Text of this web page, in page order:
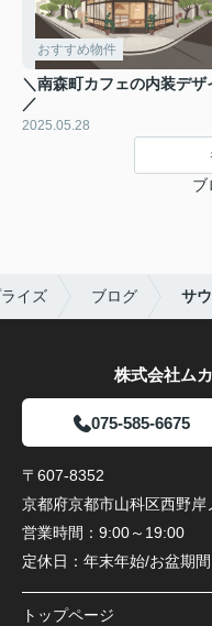
おすすめ物件
＼南森町カフェの内装デザ
／
2025.05.28
ブ
イズ ブログ サ
株式会社ム
075-585-6675
〒607-8352
京都府京都市山科区西野岸
営業時間： 9:00～19:00
定休日： 年末年始/お盆期間
トップページ